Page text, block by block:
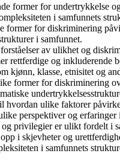
former for undertrykkelse
i samfunnets
for diskriminering
i samfunnet.
av ulikhet og
rettferdige og inkluderende
kjønn, klasse, etnisitet og
former for diskriminering
ulike faktorer
perspektiver og erfaringer
privilegier er ulikt fordelt i
i skjevheter og
i samfunnets